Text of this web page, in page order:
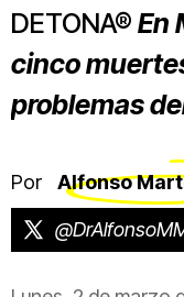
DETONA® En
cinco
problemas
Por Alfonso